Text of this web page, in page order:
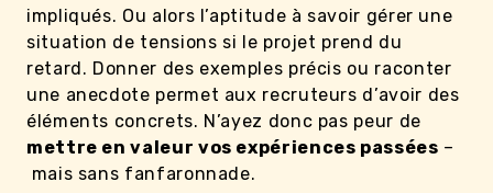
impliqués. Ou alors l’aptitude à savoir gérer une
situation de tensions si le projet prend du
retard. Donner des exemples précis ou raconter
une anecdote permet aux recruteurs d’avoir des
éléments concrets. N’ayez donc pas peur de
mettre en valeur vos expériences passées –
mais sans fanfaronnade.